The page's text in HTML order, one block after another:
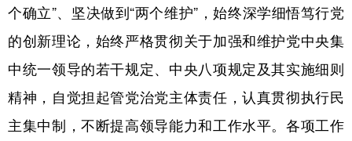
个确立”、坚决做到“两个维护”，始终深学细悟笃行党
的创新理论，始终严格贯彻关于加强和维护党中央集
中统一领导的若干规定、中央八项规定及其实施细则
精神，自觉担起管党治党主体责任，认真贯彻执行民
主集中制，不断提高领导能力和工作水平。各项工作